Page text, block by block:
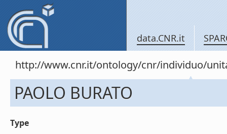
data.CNR.it
http://www.cnr.it/ontology/cnr/individuo/
PAOLO BURATO
Type